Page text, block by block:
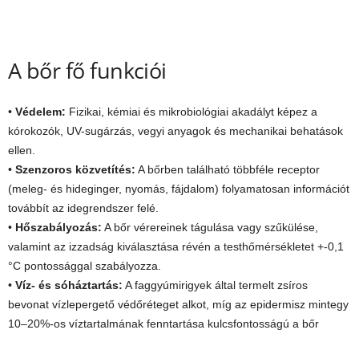
A bőr fő funkciói
• Védelem: Fizikai, kémiai és mikrobiológiai akadályt képez a
kórokozók, UV-sugárzás, vegyi anyagok és mechanikai behatások
ellen.
• Szenzoros közvetítés: A bőrben található többféle receptor
(meleg- és hideginger, nyomás, fájdalom) folyamatosan információt
továbbít az idegrendszer felé.
• Hőszabályozás: A bőr vérereinek tágulása vagy szűkülése,
valamint az izzadság kiválasztása révén a testhőmérsékletet +-0,1
°C pontossággal szabályozza.
• Víz- és sóháztartás: A faggyúmirigyek által termelt zsíros
bevonat vízlepergető védőréteget alkot, míg az epidermisz mintegy
10–20%-os víztartalmának fenntartása kulcsfontosságú a bőr